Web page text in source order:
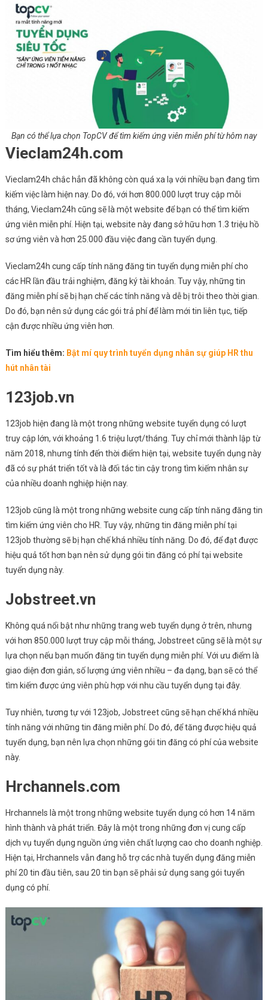
Bạn có thể lựa chọn TopCV để tìm kiếm ứng viên miễn phí từ hôm nay
Vieclam24h.com
Vieclam24h chắc hẳn đã không còn quá xa lạ với nhiều bạn đang tìm
kiếm việc làm hiện nay. Do đó, với hơn 800.000 lượt truy cập mỗi
tháng, Vieclam24h cũng sẽ là một website để bạn có thể tìm kiếm
ứng viên miễn phí. Hiện tại, website này đang sở hữu hơn 1.3 triệu hồ
sơ ứng viên và hơn 25.000 đầu việc đang cần tuyển dụng.
Vieclam24h cung cấp tính năng đăng tin tuyển dụng miễn phí cho
các HR lần đầu trải nghiệm, đăng ký tài khoản. Tuy vậy, những tin
đăng miễn phí sẽ bị hạn chế các tính năng và dễ bị trôi theo thời gian.
Do đó, bạn nên sử dụng các gói trả phí để làm mới tin liên tục, tiếp
cận được nhiều ứng viên hơn.
Tìm hiểu thêm: Bật mí quy trình tuyển dụng nhân sự giúp HR thu
hút nhân tài
123job.vn
123job hiện đang là một trong những website tuyển dụng có lượt
truy cập lớn, với khoảng 1.6 triệu lượt/tháng. Tuy chỉ mới thành lập từ
năm 2018, nhưng tính đến thời điểm hiện tại, website tuyển dụng này
đã có sự phát triển tốt và là đối tác tin cậy trong tìm kiếm nhân sự
của nhiều doanh nghiệp hiện nay.
123job cũng là một trong những website cung cấp tính năng đăng tin
tìm kiếm ứng viên cho HR. Tuy vậy, những tin đăng miễn phí tại
123job thường sẽ bị hạn chế khá nhiều tính năng. Do đó, để đạt được
hiệu quả tốt hơn bạn nên sử dụng gói tin đăng có phí tại website
tuyển dụng này.
Jobstreet.vn
Không quá nổi bật như những trang web tuyển dụng ở trên, nhưng
với hơn 850.000 lượt truy cập mỗi tháng, Jobstreet cũng sẽ là một sự
lựa chọn nếu bạn muốn đăng tin tuyển dụng miễn phí. Với ưu điểm là
giao diện đơn giản, số lượng ứng viên nhiều – đa dạng, bạn sẽ có thể
tìm kiếm được ứng viên phù hợp với nhu cầu tuyển dụng tại đây.
Tuy nhiên, tương tự với 123job, Jobstreet cũng sẽ hạn chế khá nhiều
tính năng với những tin đăng miễn phí. Do đó, để tăng được hiệu quả
tuyển dụng, bạn nên lựa chọn những gói tin đăng có phí của website
này.
Hrchannels.com
Hrchannels là một trong những website tuyển dụng có hơn 14 năm
hình thành và phát triển. Đây là một trong những đơn vị cung cấp
dịch vụ tuyển dụng nguồn ứng viên chất lượng cao cho doanh nghiệp.
Hiện tại, Hrchannels vẫn đang hỗ trợ các nhà tuyển dụng đăng miễn
phí 20 tin đầu tiên, sau 20 tin bạn sẽ phải sử dụng sang gói tuyển
dụng có phí.